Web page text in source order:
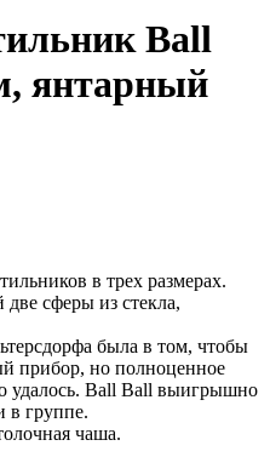
Ball
янтарный
в трех размерах.
две сферы из стекла,
была в том, чтобы
прибор, но полноценное
удалось. Ball Ball выигрышно
в группе.
чаша.